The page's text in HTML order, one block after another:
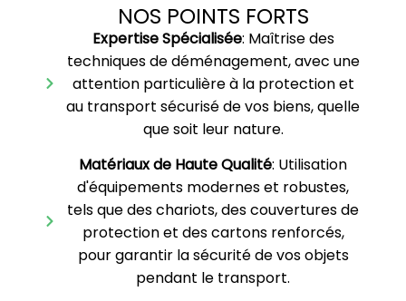
NOS POINTS FORTS
Expertise Spécialisée: Maîtrise des
techniques de déménagement, avec une
attention particulière à la protection et
au transport sécurisé de vos biens, quelle
que soit leur nature.
Matériaux de Haute Qualité: Utilisation
d'équipements modernes et robustes,
tels que des chariots, des couvertures de
protection et des cartons renforcés,
pour garantir la sécurité de vos objets
pendant le transport.